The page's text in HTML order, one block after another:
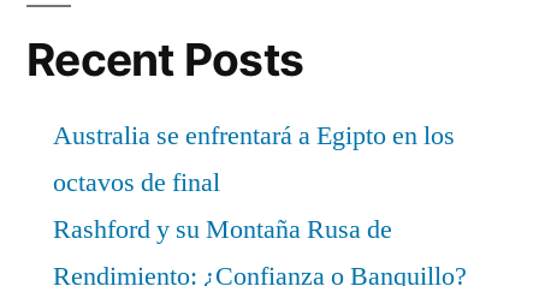
Recent Posts
Australia se enfrentará a Egipto en los
octavos de final
Rashford y su Montaña Rusa de
Rendimiento: ¿Confianza o Banquillo?